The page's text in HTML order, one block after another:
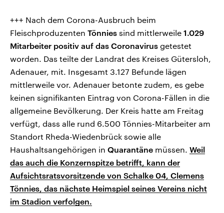
+++ Nach dem Corona-Ausbruch beim
Fleischproduzenten Tönnies sind mittlerweile 1.029
Mitarbeiter positiv auf das Coronavirus getestet
worden. Das teilte der Landrat des Kreises Gütersloh,
Adenauer, mit. Insgesamt 3.127 Befunde lägen
mittlerweile vor. Adenauer betonte zudem, es gebe
keinen signifikanten Eintrag von Corona-Fällen in die
allgemeine Bevölkerung. Der Kreis hatte am Freitag
verfügt, dass alle rund 6.500 Tönnies-Mitarbeiter am
Standort Rheda-Wiedenbrück sowie alle
Haushaltsangehörigen in Quarantäne müssen. Weil
das auch die Konzernspitze betrifft, kann der
Aufsichtsratsvorsitzende von Schalke 04, Clemens
Tönnies, das nächste Heimspiel seines Vereins nicht
im Stadion verfolgen.